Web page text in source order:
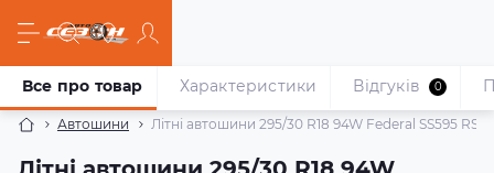
Автошини Літні автошини 295/30 R18 94W Federal SS595 RS-
Все про товар Характеристики Відгуків 0